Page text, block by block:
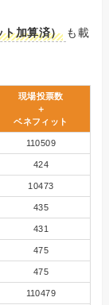
ト加算済） も載
現場投票数
＋
ベネフィット
110509
424
10473
435
431
475
475
110479